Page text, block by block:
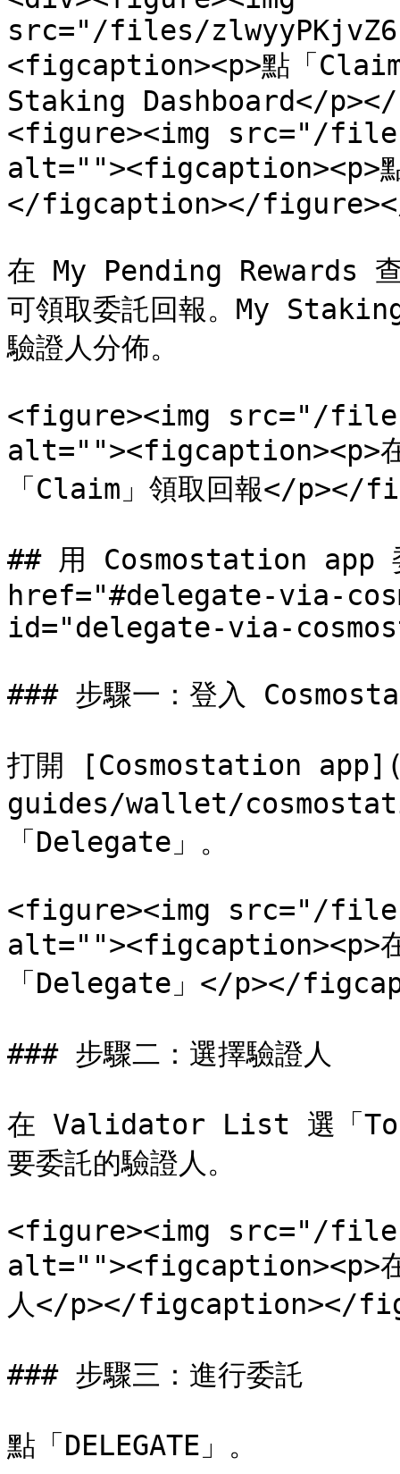
src="/files/
<figcaption><p>點「
Staking Dashboard</
<figure><img src="/files/
alt=""><figcaption><p>點
</figcaption></
在 My Pending Rewards 查
可領取委託回報。My
驗證人分佈。
<figure><img src="/files/
alt=""><figcaption><p>
「Claim」領取回報</
## 用 Cosmostation app
href="#delegate-via-
id="delegate-via-
### 步驟一：登入
打開 [Cosmostation
guides/wallet/
「Delegate」。
<figure><img src="/
alt=""><figcaption><p>
「Delegate」</p></
### 步驟二：選擇驗證人
在 Validator List 選「Top
要委託的驗證人。
<figure><img src="/files/
alt=""><figcaption><p>在
人</p></figcaption></
### 步驟三：進行委託
點「DELEGATE」。